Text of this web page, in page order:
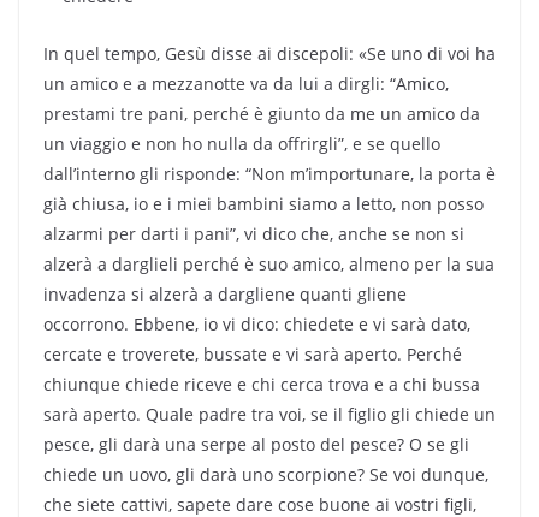
In quel tempo, Gesù disse ai discepoli: «Se uno di voi ha
un amico e a mezzanotte va da lui a dirgli: “Amico,
prestami tre pani, perché è giunto da me un amico da
un viaggio e non ho nulla da offrirgli”, e se quello
dall’interno gli risponde: “Non m’importunare, la porta è
già chiusa, io e i miei bambini siamo a letto, non posso
alzarmi per darti i pani”, vi dico che, anche se non si
alzerà a darglieli perché è suo amico, almeno per la sua
invadenza si alzerà a dargliene quanti gliene
occorrono. Ebbene, io vi dico: chiedete e vi sarà dato,
cercate e troverete, bussate e vi sarà aperto. Perché
chiunque chiede riceve e chi cerca trova e a chi bussa
sarà aperto. Quale padre tra voi, se il figlio gli chiede un
pesce, gli darà una serpe al posto del pesce? O se gli
chiede un uovo, gli darà uno scorpione? Se voi dunque,
che siete cattivi, sapete dare cose buone ai vostri figli,